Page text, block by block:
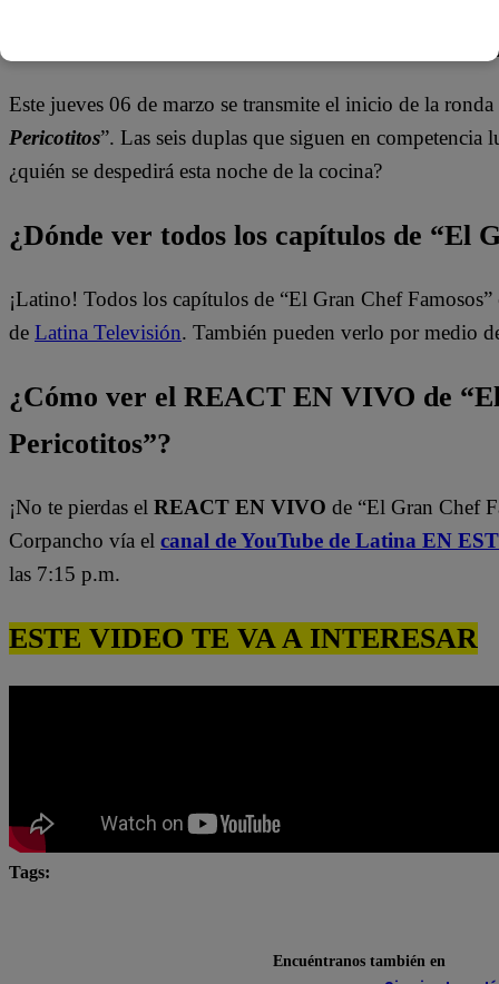
Este jueves 06 de marzo se transmite el inicio de la
Pericotitos”. Las seis duplas que siguen en
¿quién se despedirá esta noche de la cocina?
¿Dónde ver todos los capítulos de “El
¡Latino! Todos los capítulos de “El Gran Chef
de Latina Televisión. También pueden verlo por medio
¿Cómo ver el REACT EN VIVO de
Pericotitos”?
¡No te pierdas el REACT EN VIVO de “El Gran Chef
Corpancho vía el canal de YouTube de Latina EN
las 7:15 p.m.
ESTE VIDEO TE VA A INTERESAR
Tags:
Encuéntranos también en